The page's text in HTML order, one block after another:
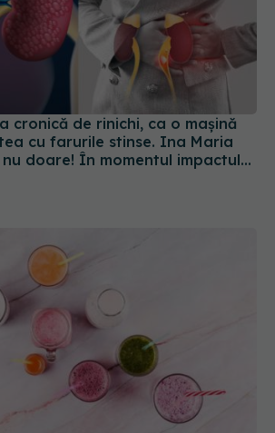
cu farurile stinse. Ina Maria
nu doare! În momentul impactului
ne ferim